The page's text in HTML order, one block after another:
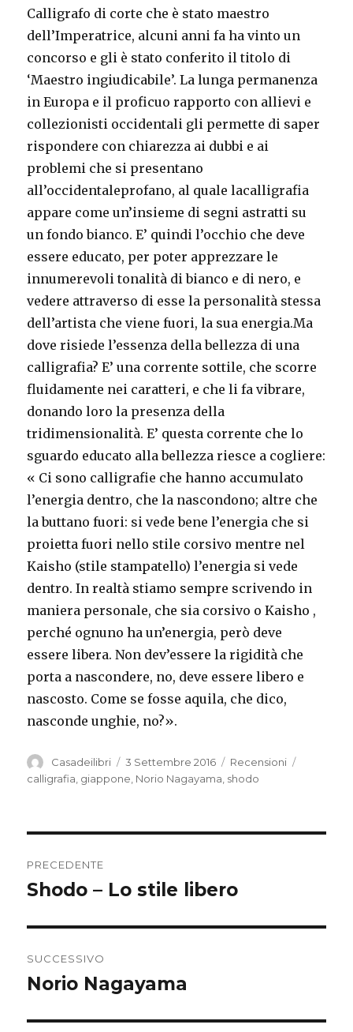
Calligrafo di corte che è stato maestro
dell’Imperatrice, alcuni anni fa ha vinto un
concorso e gli è stato conferito il titolo di
‘Maestro ingiudicabile’. La lunga permanenza
in Europa e il proficuo rapporto con allievi e
collezionisti occidentali gli permette di saper
rispondere con chiarezza ai dubbi e ai
problemi che si presentano
all’occidentaleprofano, al quale lacalligrafia
appare come un’insieme di segni astratti su
un fondo bianco. E’ quindi l’occhio che deve
essere educato, per poter apprezzare le
innumerevoli tonalità di bianco e di nero, e
vedere attraverso di esse la personalità stessa
dell’artista che viene fuori, la sua energia.Ma
dove risiede l’essenza della bellezza di una
calligrafia? E’ una corrente sottile, che scorre
fluidamente nei caratteri, e che li fa vibrare,
donando loro la presenza della
tridimensionalità. E’ questa corrente che lo
sguardo educato alla bellezza riesce a cogliere:
« Ci sono calligrafie che hanno accumulato
l’energia dentro, che la nascondono; altre che
la buttano fuori: si vede bene l’energia che si
proietta fuori nello stile corsivo mentre nel
Kaisho (stile stampatello) l’energia si vede
dentro. In realtà stiamo sempre scrivendo in
maniera personale, che sia corsivo o Kaisho ,
perché ognuno ha un’energia, però deve
essere libera. Non dev’essere la rigidità che
porta a nascondere, no, deve essere libero e
nascosto. Come se fosse aquila, che dico,
nasconde unghie, no?».
Autore
Casadeilibri
Pubblicato
il
3 Settembre 2016 Categorie
Recensioni
calligrafia giappone Norio Nagayama shodo
articoli
PRECEDENTE
Articolo
Shodo – Lo stile libero
SUCCESSIVO
Articolo
Norio Nagayama